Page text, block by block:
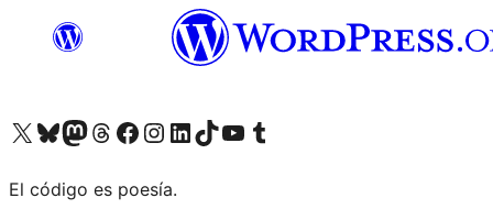
Visita nuestra cuenta de X (anteriormente Twitter)
Visit our Bluesky account
Visit our Mastodon account
Visit our Threads account
Visita nuestra página de Facebook
Visita nuestra cuenta de Instagram
Visita nuestra cuenta de LinkedIn
Visit our TikTok account
Visita nuestro canal de YouTube
Visit our Tumblr account
El código es poesía.